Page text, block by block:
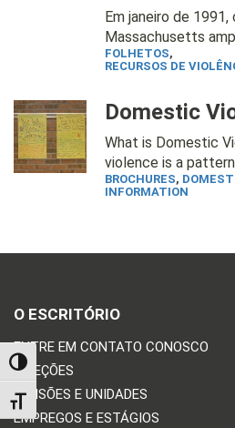
TOGGLE HIGH CONTRAST
TOGGLE FONT SIZE
Em janeiro de
Massachusetts
FOLHETOS,
RECURSOS DE
Domestic
What is Domestic
violence is a
BROCHURES,
INFORMATION
O ESCRITÓRIO
ENTRE EM CONTATO CONOSCO
DIREÇÕES
DIVISÕES E UNIDADES
EMPREGOS E ESTÁGIOS